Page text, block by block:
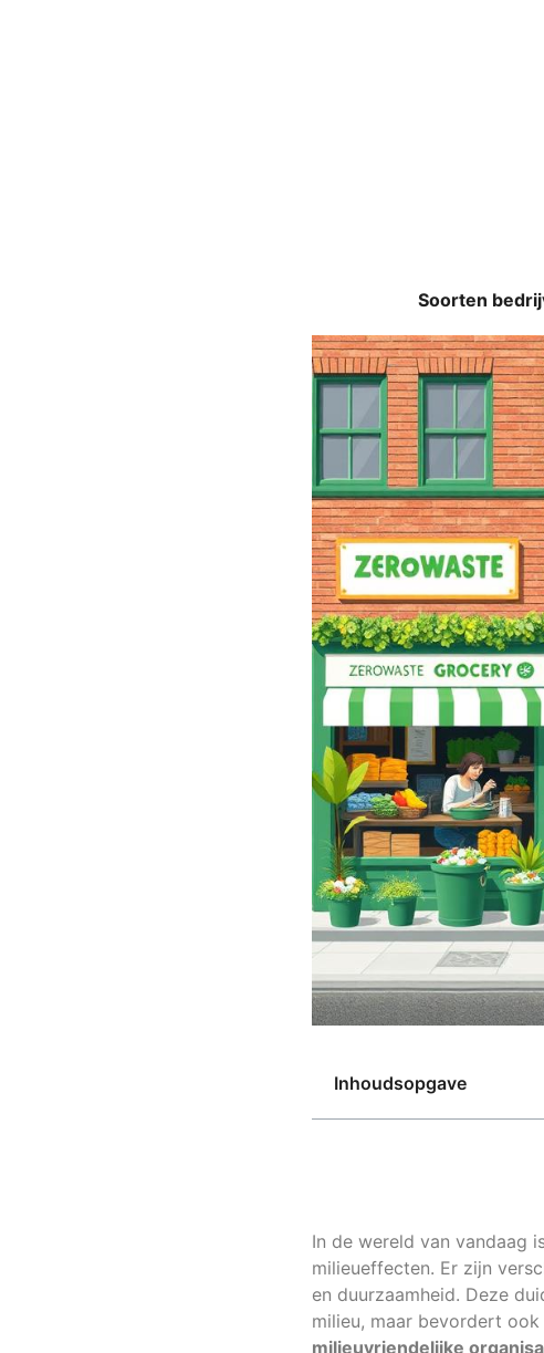
Soorten
Inhoudsopgave
In de wereld van vandaag
milieueffecten. Er zijn
en duurzaamheid. Deze
milieu, maar bevordert
milieuvriendelijke